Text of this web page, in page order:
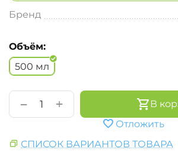
Бренд
Объём:
500 мл
+
−
В
Отложить
СПИСОК ВАРИАНТОВ ТОВАРА